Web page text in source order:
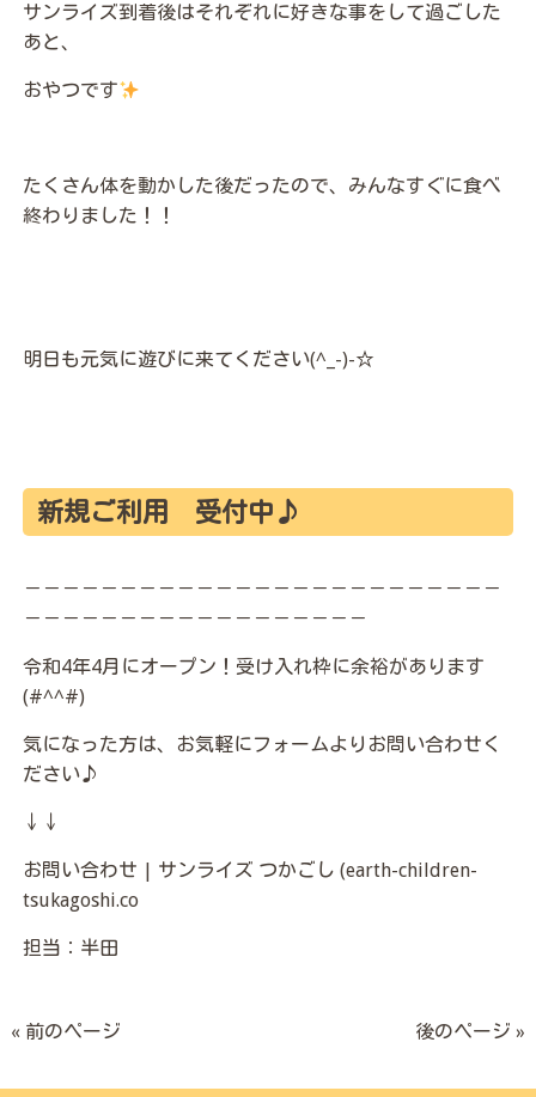
サンライズ到着後はそれぞれに好きな事をして過ごした
あと、
おやつです
たくさん体を動かした後だったので、みんなすぐに食べ
終わりました！！
明日も元気に遊びに来てください(^_-)-☆
新規ご利用 受付中♪
－－－－－－－－－－－－－－－－－－－－－－－－－
－－－－－－－－－－－－－－－－－－
令和4年4月にオープン！受け入れ枠に余裕があります
(#^^#)
気になった方は、お気軽にフォームよりお問い合わせく
ださい♪
↓↓
お問い合わせ | サンライズ つかごし (earth-children-
tsukagoshi.co
担当：半田
« 前のページ 後のページ »